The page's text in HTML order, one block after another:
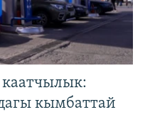
кымбаттай